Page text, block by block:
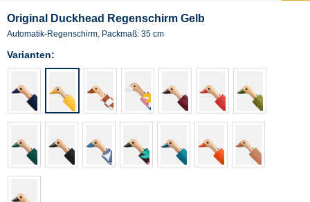
Original Duckhead Regenschirm Gelb
Automatik-Regenschirm, Packmaß: 35 cm
Varianten: